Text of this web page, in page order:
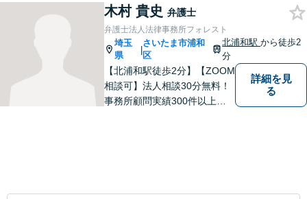
分からない」という方も多い
と思いますが、皆さんが話し
やすい環境を整えております
ので、お気軽にご相談くださ
い。
木村 貴史 弁護士
弁護士法人法律事務所フォレスト
埼玉
県
|
さいたま市浦和
区
北浦和駅から徒歩2
分
【北浦和駅徒歩2分】【ZOOM
相談可】法人相談30分無料！
事務所顧問実績300件以上！
ご相談ください。
詳細を見
る